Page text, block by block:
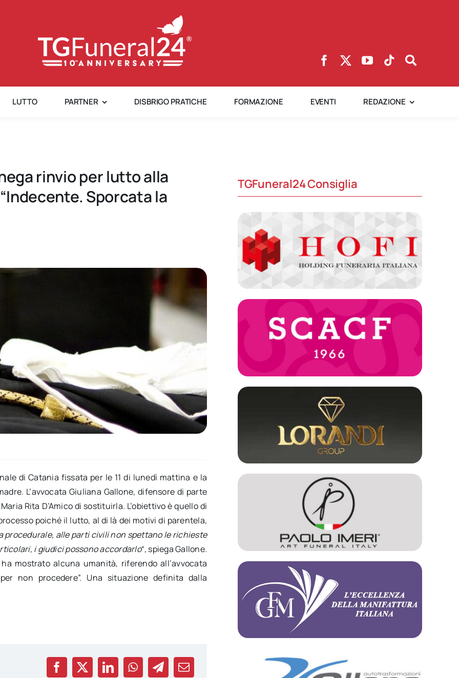
LUTTO PARTNER DISBRIGO PRATICHE FORMAZIONE EVENTI REDAZIONE
rinvio per lutto alla
Sporcata la
di Catania fissata per le 11 di lunedì mattina e la
L’avvocata Giuliana Gallone, difensore di parte
Rita D’Amico di sostituirla. L’obiettivo è quello di
poiché il lutto, al di là dei motivi di parentela,
procedurale, alle parti civili non spettano le richieste
i giudici possono accordarlo“, spiega Gallone.
mostrato alcuna umanità, riferendo all’avvocata
non procedere”. Una situazione definita dalla
TGFuneral24 Consiglia